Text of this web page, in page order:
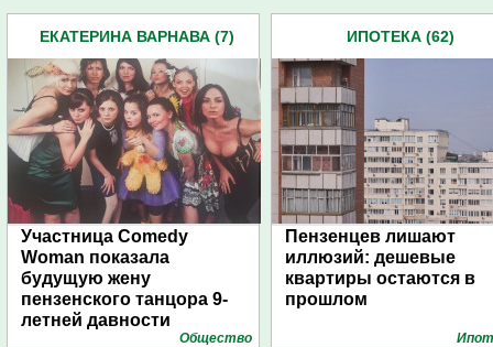
ЕКАТЕРИНА ВАРНАВА (7)
Участница Comedy
Woman показала
будущую жену
пензенского танцора 9-
летней давности
Общество
ИПОТЕКА (62)
Пензенцев лишают
иллюзий: дешевые
квартиры остаются в
прошлом